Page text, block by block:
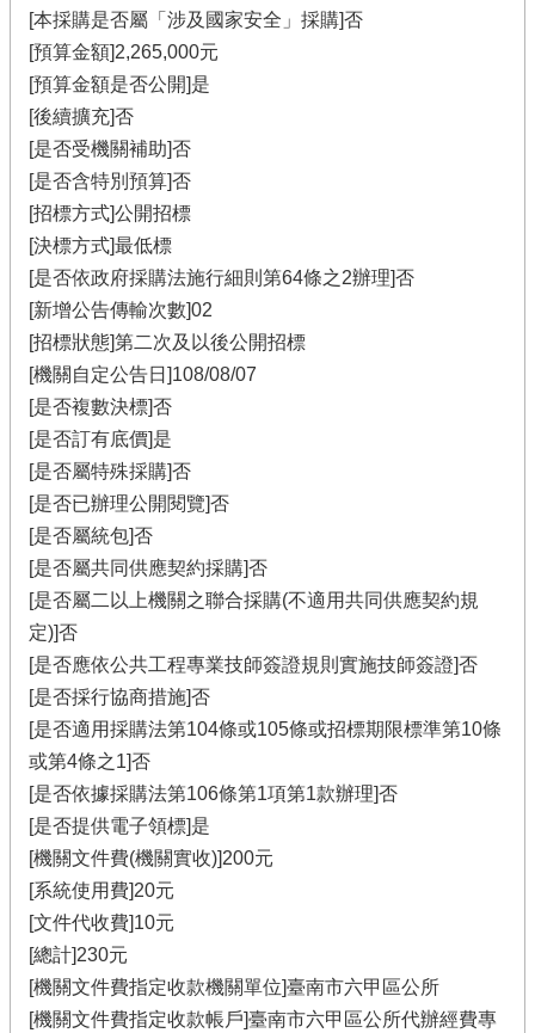
[本採購是否屬「涉及國家安全」採購]否
[預算金額]2,265,000元
[預算金額是否公開]是
[後續擴充]否
[是否受機關補助]否
[是否含特別預算]否
[招標方式]公開招標
[決標方式]最低標
[是否依政府採購法施行細則第64條之2辦理]否
[新增公告傳輸次數]02
[招標狀態]第二次及以後公開招標
[機關自定公告日]108/08/07
[是否複數決標]否
[是否訂有底價]是
[是否屬特殊採購]否
[是否已辦理公開閱覽]否
[是否屬統包]否
[是否屬共同供應契約採購]否
[是否屬二以上機關之聯合採購(不適用共同供應契約規
定)]否
[是否應依公共工程專業技師簽證規則實施技師簽證]否
[是否採行協商措施]否
[是否適用採購法第104條或105條或招標期限標準第10條
或第4條之1]否
[是否依據採購法第106條第1項第1款辦理]否
[是否提供電子領標]是
[機關文件費(機關實收)]200元
[系統使用費]20元
[文件代收費]10元
[總計]230元
[機關文件費指定收款機關單位]臺南市六甲區公所
[機關文件費指定收款帳戶]臺南市六甲區公所代辦經費專